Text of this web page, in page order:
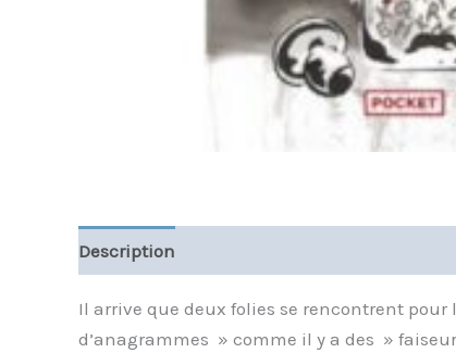
Description
Il arrive que deux folies se rencontrent pour
d’anagrammes » comme il y a des »